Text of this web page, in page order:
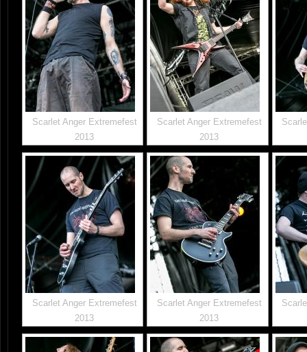
Scarlet Anger Extremefest
2013
Scarlet Anger Extremefest
2013
Scarlet Anger Extremefest
2013
Scarlet Anger Extremefest
2013